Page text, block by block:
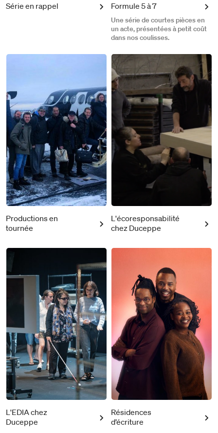
Série en rappel Formule 5 à 7
Une série de courtes pièces en
un acte, présentées à petit coût
dans nos coulisses.
Productions en
tournée
L'écoresponsabilité
chez Duceppe
L'EDIA chez
Duceppe
Résidences
d’écriture